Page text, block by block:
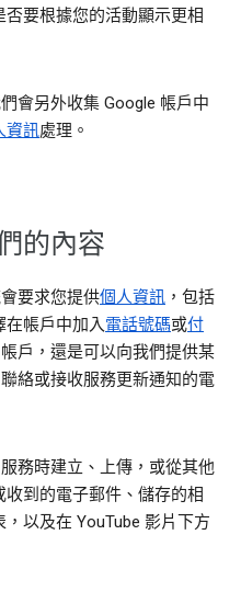
要根據您的活動顯示更相
會另外收集 Google 帳戶中
資訊處理。
的內容
要求您提供個人資訊 ，包括
帳戶中加入電話號碼或付
戶，還是可以向我們提供某
絡或接收服務更新通知的電
務時建立、上傳，或從其他
到的電子郵件、儲存的相
以及在 YouTube 影片下方